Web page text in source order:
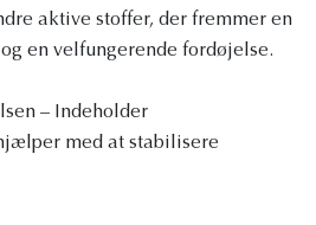
aktive stoffer, der fremmer en
en velfungerende fordøjelse.
– Indeholder
med at stabilisere